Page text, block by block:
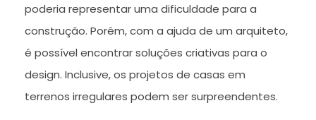
poderia representar uma dificuldade para a
construção. Porém, com a ajuda de um arquiteto,
é possível encontrar soluções criativas para o
design. Inclusive, os projetos de casas em
terrenos irregulares podem ser surpreendentes.